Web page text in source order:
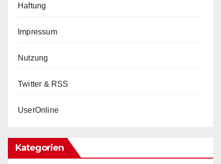
Haftung
Impressum
Nutzung
Twitter & RSS
UserOnline
Kategorien